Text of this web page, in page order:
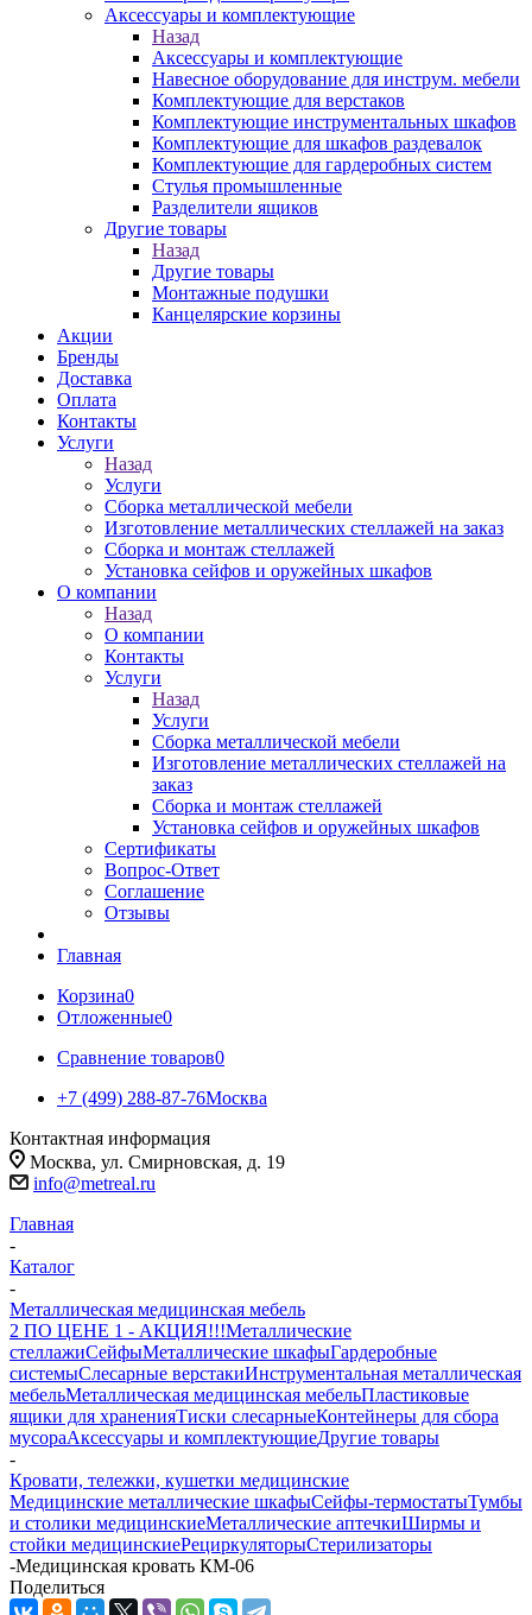
Аксессуары и комплектующие
Назад
Аксессуары и комплектующие
Навесное оборудование для инструм. мебели
Комплектующие для верстаков
Комплектующие инструментальных шкафов
Комплектующие для шкафов раздевалок
Комплектующие для гардеробных систем
Стулья промышленные
Разделители ящиков
Другие товары
Назад
Другие товары
Монтажные подушки
Канцелярские корзины
Акции
Бренды
Доставка
Оплата
Контакты
Услуги
Назад
Услуги
Сборка металлической мебели
Изготовление металлических стеллажей на заказ
Сборка и монтаж стеллажей
Установка сейфов и оружейных шкафов
О компании
Назад
О компании
Контакты
Услуги
Назад
Услуги
Сборка металлической мебели
Изготовление металлических стеллажей на
заказ
Сборка и монтаж стеллажей
Установка сейфов и оружейных шкафов
Сертификаты
Вопрос-Ответ
Соглашение
Отзывы
Главная
Корзина0
Отложенные0
Сравнение товаров0
+7 (499) 288-87-76Москва
Контактная информация
Москва, ул. Смирновская, д. 19
info@metreal.ru
Главная
-
Каталог
-
Металлическая медицинская мебель
2 ПО ЦЕНЕ 1 - АКЦИЯ!!!Металлические
стеллажиСейфыМеталлические шкафыГардеробные
системыСлесарные верстакиИнструментальная металлическая
мебельМеталлическая медицинская мебельПластиковые
ящики для храненияТиски слесарныеКонтейнеры для сбора
мусораАксессуары и комплектующиеДругие товары
-
Кровати, тележки, кушетки медицинские
Медицинские металлические шкафыСейфы-термостатыТумбы
и столики медицинскиеМеталлические аптечкиШирмы и
стойки медицинскиеРециркуляторыСтерилизаторы
-Медицинская кровать КМ-06
Поделиться